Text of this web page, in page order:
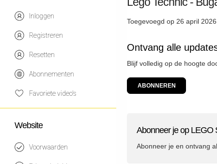
Inloggen
Registreren
Resetten
Abonnementen
Favoriete video's
Website
Voorwaarden
Toegevoegd op 26 april
Ontvang alle
Blijf volledig op de hoogte
ABONNEREN
Abonneer je op LEGO
Abonneer je en ontvang